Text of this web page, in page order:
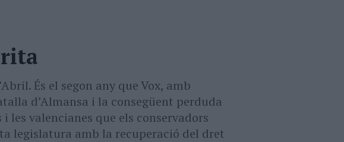
És el segon any que Vox, amb
d’Almansa i la consegüent perduda
les valencianes que els conservadors
legislatura amb la recuperació del dret